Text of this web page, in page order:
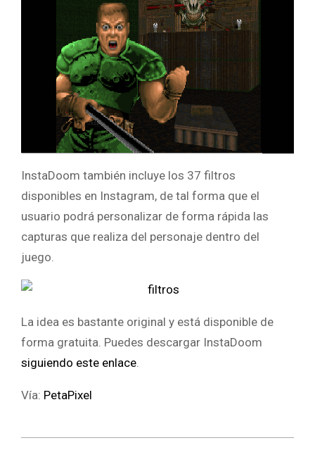
InstaDoom también incluye los 37 filtros
disponibles en Instagram, de tal forma que el
usuario podrá personalizar de forma rápida las
capturas que realiza del personaje dentro del
juego.
La idea es bastante original y está disponible de
forma gratuita. Puedes descargar InstaDoom
siguiendo este enlace
Vía: PetaPixel